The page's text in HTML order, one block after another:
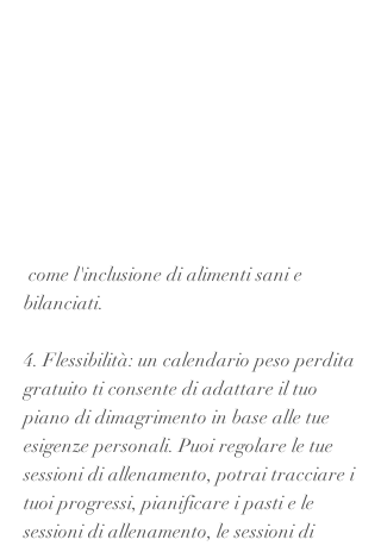
bilanciati.
4. Flessibilità: un calendario peso perdita
gratuito ti consente di adattare il tuo
piano di dimagrimento in base alle tue
esigenze personali. Puoi regolare le tue
sessioni di allenamento, potrai tracciare i
tuoi progressi, pianificare i pasti e le
sessioni di allenamento, le sessioni di